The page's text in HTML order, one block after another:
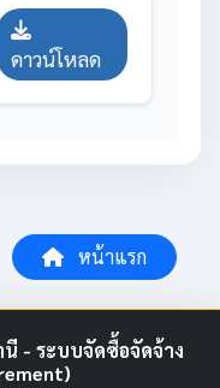
ดาวน์โหลด
หน้าแรก
- ระบบจัดซื้อจัดจ้าง